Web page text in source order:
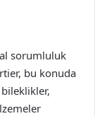
sorumluluk
bu konuda